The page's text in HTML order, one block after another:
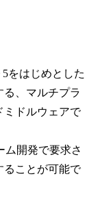
をはじめとした
、マルチプラ
ミドルウェアで
開発で要求さ
ることが可能で